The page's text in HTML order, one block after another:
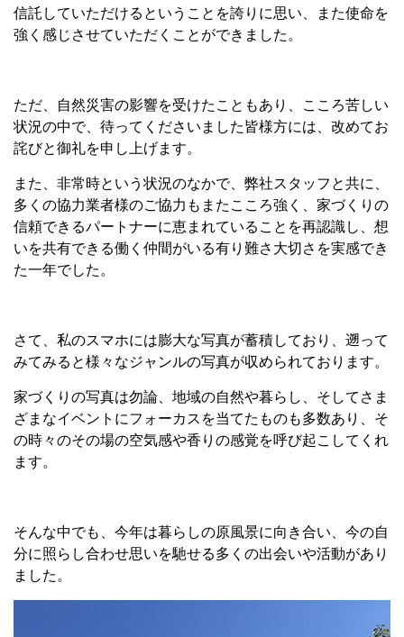
信託していただけるということを誇りに思い、また使命を
強く感じさせていただくことができました。
ただ、自然災害の影響を受けたこともあり、こころ苦しい
状況の中で、待ってくださいました皆様方には、改めてお
詫びと御礼を申し上げます。
また、非常時という状況のなかで、弊社スタッフと共に、
多くの協力業者様のご協力もまたこころ強く、家づくりの
信頼できるパートナーに恵まれていることを再認識し、想
いを共有できる働く仲間がいる有り難さ大切さを実感でき
た一年でした。
さて、私のスマホには膨大な写真が蓄積しており、遡って
みてみると様々なジャンルの写真が収められております。
家づくりの写真は勿論、地域の自然や暮らし、そしてさま
ざまなイベントにフォーカスを当てたものも多数あり、そ
の時々のその場の空気感や香りの感覚を呼び起こしてくれ
ます。
そんな中でも、今年は暮らしの原風景に向き合い、今の自
分に照らし合わせ思いを馳せる多くの出会いや活動があり
ました。